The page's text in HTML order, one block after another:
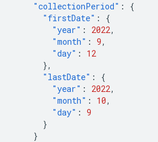
"collectionPeriod" :
{
"firstDate" :
{
"year" : 2022,
"month" : 9,
"day" :
12
},
"lastDate" :
{
"year" : 2022,
"month" : 10,
"day" : 9
}
}